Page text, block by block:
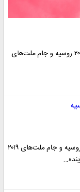
زمان دیدارهای دور دوم مقدماتی جام جهانی ۲۰۱۸ روسیه و جام ملت‌های
مسابقات مرحله دوم مقدماتی جام جهانی ۲۰۱۸ روسیه و جام ملت‌های ۲۰۱۹